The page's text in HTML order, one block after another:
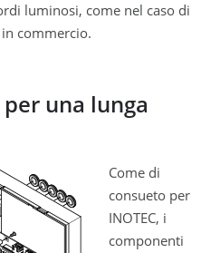
luminosi, come nel caso di
commercio.
per una lunga
Come di
consueto per
INOTEC, i
componenti